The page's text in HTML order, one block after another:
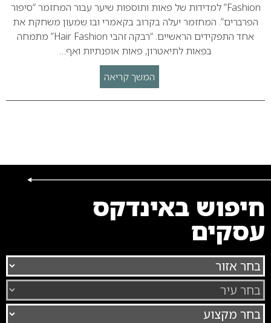
Fashion” למדידות של פאות ותוספות שיער עבור המחזמר “סיפור
הפרברים”. המחזמר יעלה בקרוב בקאמרי ובו שמעון משחקת את
אחד התפקידים הראשיים. “רבקה זהבי Hair Fashion” מתמחה
בפאות לתיאטרון, פאות אופנתיות ואף…
המשך קריאה
חיפוש באינדקס
עסקים